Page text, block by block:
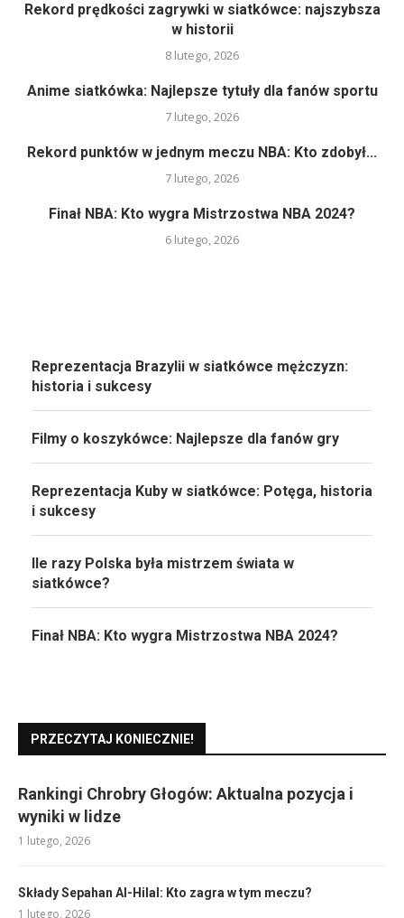
Rekord prędkości zagrywki w siatkówce: najszybsza
w historii
8 lutego, 2026
Anime siatkówka: Najlepsze tytuły dla fanów sportu
7 lutego, 2026
Rekord punktów w jednym meczu NBA: Kto zdobył...
7 lutego, 2026
Finał NBA: Kto wygra Mistrzostwa NBA 2024?
6 lutego, 2026
Reprezentacja Brazylii w siatkówce mężczyzn:
historia i sukcesy
Filmy o koszykówce: Najlepsze dla fanów gry
Reprezentacja Kuby w siatkówce: Potęga, historia
i sukcesy
Ile razy Polska była mistrzem świata w
siatkówce?
Finał NBA: Kto wygra Mistrzostwa NBA 2024?
PRZECZYTAJ KONIECZNIE!
Rankingi Chrobry Głogów: Aktualna pozycja i
wyniki w lidze
1 lutego, 2026
Składy Sepahan Al-Hilal: Kto zagra w tym meczu?
1 lutego, 2026